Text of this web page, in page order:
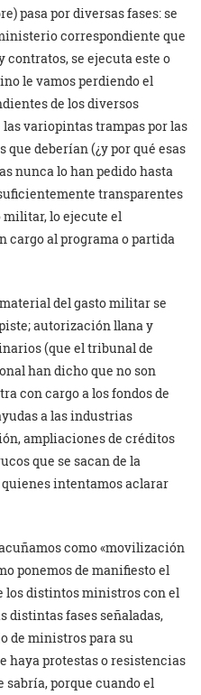
pasa por diversas fases: se
correspondiente que
se ejecuta este o
le vamos perdiendo el
de los diversos
variopintas trampas por las
que deberían (¿y por qué esas
nunca lo han pedido hasta
transparentes
militar, lo ejecute el
cargo al programa o partida
del gasto militar se
autorización llana y
(que el tribunal de
han dicho que no son
con cargo a los fondos de
a las industrias
ampliaciones de créditos
que se sacan de la
intentamos aclarar
como «movilización
ponemos de manifiesto el
los distintos ministros con el
distintas fases señaladas,
de ministros para su
haya protestas o resistencias
sabría, porque cuando el